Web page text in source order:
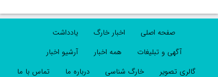
صفحه اصلی اخبار خارگ
یادداشت
آگهی و تبلیغات
همه اخبار
آرشیو اخبار
گالری تصویر
خارگ شناسی درباره ما تماس با ما